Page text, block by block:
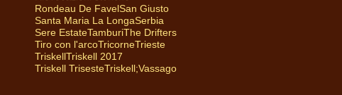
Rondeau De FavelSan Giusto
Santa Maria La LongaSerbia
Sere EstateTamburiThe Drifters
Tiro con l'arcoTricorneTrieste
TriskellTriskell 2017
Triskell TrisesteTriskell;Vassago